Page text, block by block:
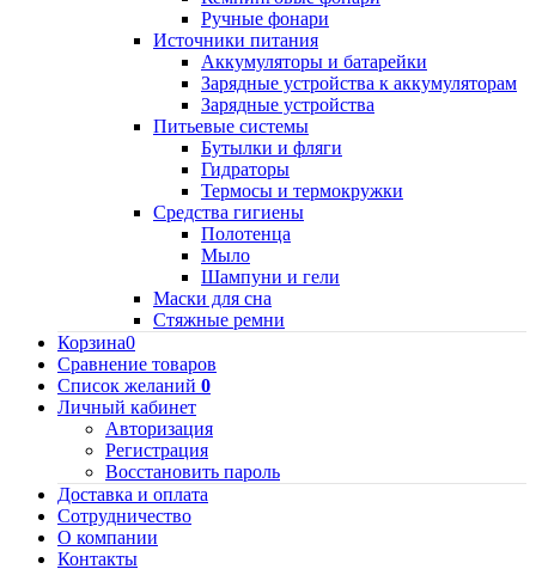
Ручные фонари
Источники питания
Аккумуляторы и батарейки
Зарядные устройства к аккумуляторам
Зарядные устройства
Питьевые системы
Бутылки и фляги
Гидраторы
Термосы и термокружки
Средства гигиены
Полотенца
Мыло
Шампуни и гели
Маски для сна
Стяжные ремни
Корзина0
Сравнение товаров
Список желаний 0
Личный кабинет
Авторизация
Регистрация
Восстановить пароль
Доставка и оплата
Сотрудничество
О компании
Контакты